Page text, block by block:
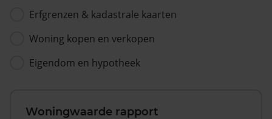
Erfgrenzen & kadastrale kaarten
Woning kopen en verkopen
Eigendom en hypotheek
Woningwaarde rapport